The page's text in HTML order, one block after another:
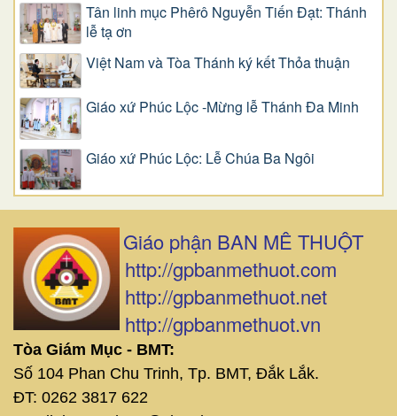
Tân linh mục Phêrô Nguyễn Tiến Đạt: Thánh
lễ tạ ơn
Việt Nam và Tòa Thánh ký kết Thỏa thuận
Giáo xứ Phúc Lộc -Mừng lễ Thánh Đa Minh
Giáo xứ Phúc Lộc: Lễ Chúa Ba Ngôi
Giáo phận BAN MÊ THUỘT
http://gpbanmethuot.com
http://gpbanmethuot.net
http://gpbanmethuot.vn
Tòa Giám Mục - BMT:
Số 104 Phan Chu Trinh, Tp. BMT, Đắk Lắk.
ĐT: 0262 3817 622